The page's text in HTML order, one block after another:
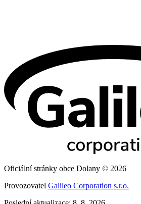
Oficiální stránky obce Dolany © 2026
Provozovatel Galileo Corporation s.r.o.